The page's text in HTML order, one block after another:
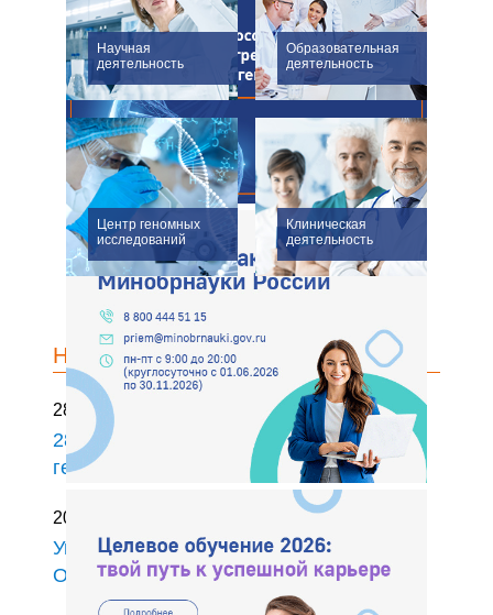
Научная
деятельность
Образовательная
деятельность
Центр геномных
исследований
Клиническая
деятельность
НОВОСТИ
28 июля 2026 г.
28 июля — Всемирный день борьбы с
гепатитом
20 июля 2026 г.
Ушел из жизни доктор медицинских наук
Олег Геральдович Юрин